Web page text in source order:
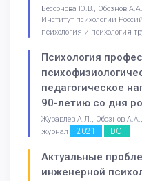
Бессонова Ю.В., Обознов
Институт психологии
психология и психология
Психология
педагогическое
90-летию со дня
Журавлев А.Л., Обознов
журнал
2021 DOI
Актуальные
инженерной